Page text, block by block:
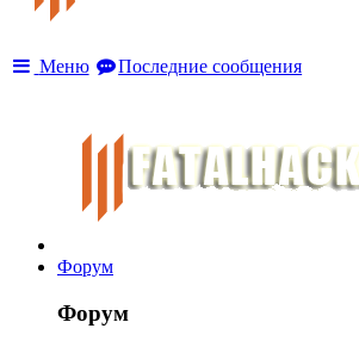
Меню Последние сообщения
Форум
Форум